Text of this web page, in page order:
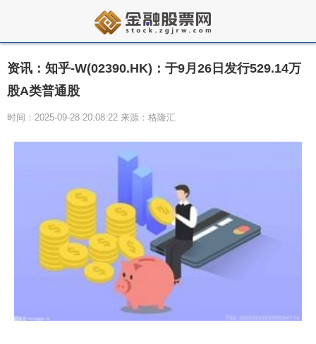
资讯：知乎-W(02390.HK)：于9月26日发行529.14万
股A类普通股
时间：2025-09-28 20:08:22 来源：格隆汇